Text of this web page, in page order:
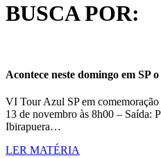
BUSCA POR:
Acontece neste domingo em SP
VI Tour Azul SP em
13 de novembro às 8h00 – Saída:
Ibirapuera…
LER MATÉRIA